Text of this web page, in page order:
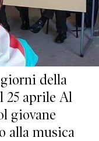
della
25 aprile Al
giovane
alla musica